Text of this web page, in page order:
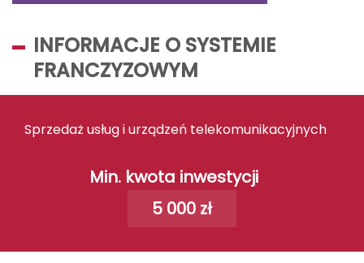
INFORMACJE O SYSTEMIE
FRANCZYZOWYM
Sprzedaż usług i urządzeń telekomunikacyjnych
Min. kwota inwestycji
5 000 zł